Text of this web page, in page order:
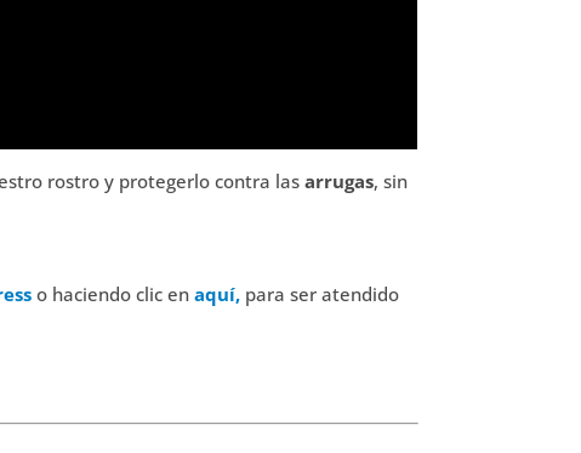
rostro y protegerlo contra lasarrugas, sin
o haciendo clic enaquí, para ser atendido